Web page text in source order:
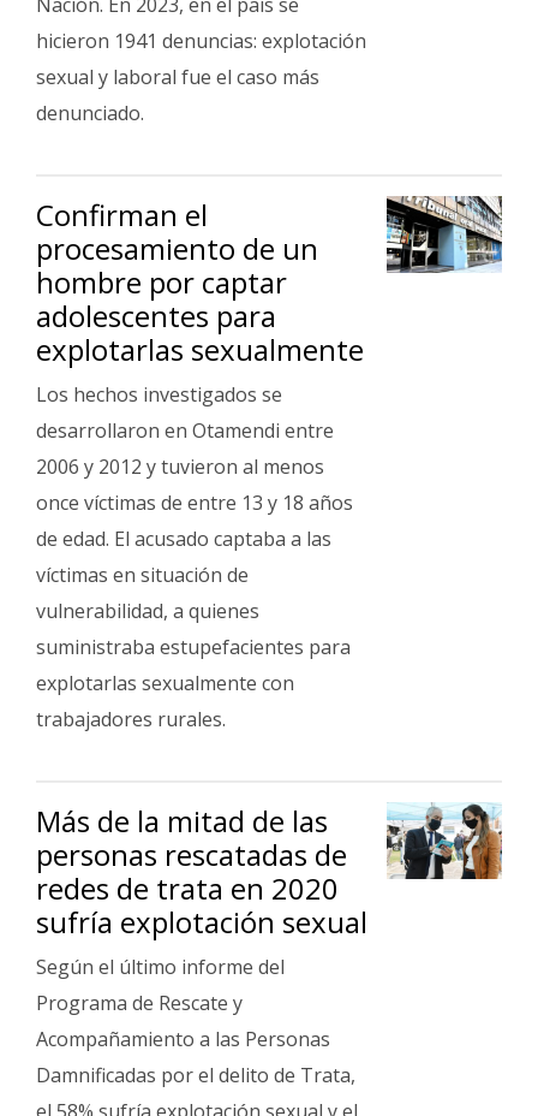
hicieron 1941 denuncias: explotación
sexual y laboral fue el caso más
denunciado.
Confirman el
procesamiento de un
hombre por captar
adolescentes para
explotarlas sexualmente
Los hechos investigados se
desarrollaron en Otamendi entre
2006 y 2012 y tuvieron al menos
once víctimas de entre 13 y 18 años
de edad. El acusado captaba a las
víctimas en situación de
vulnerabilidad, a quienes
suministraba estupefacientes para
explotarlas sexualmente con
trabajadores rurales.
Más de la mitad de las
personas rescatadas de
redes de trata en 2020
sufría explotación sexual
Según el último informe del
Programa de Rescate y
Acompañamiento a las Personas
Damnificadas por el delito de Trata,